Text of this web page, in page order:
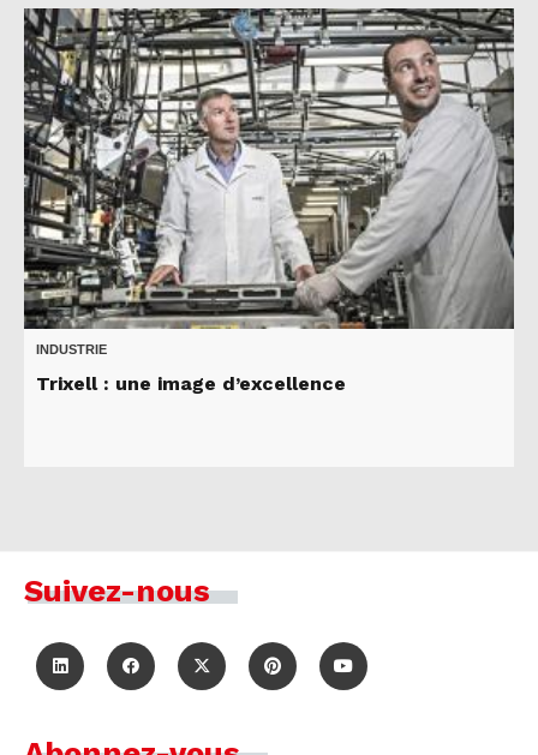
INDUSTRIE
Trixell : une image d’excellence
Suivez-nous